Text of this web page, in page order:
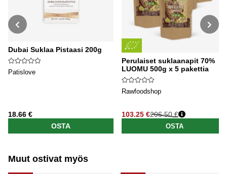
Dubai Suklaa Pistaasi 200g
Patislove
18.66 €
OSTA
Perulaiset suklaanapit 70%
LUOMU 500g x 5 pakettia
Rawfoodshop
103.25 €
Normaali hinta
206.50 €
OSTA
Muut ostivat myös